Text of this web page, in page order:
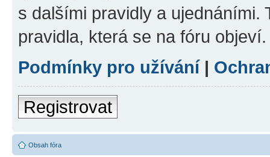
s dalšími pravidly a ujednáními.
pravidla, která se na fóru objeví.
Podmínky pro užívání|
Registrovat
Obsah fóra